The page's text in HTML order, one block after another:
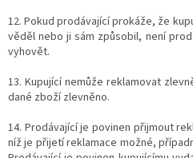
12. Pokud prodávající prokáže, že
věděl nebo ji sám způsobil, není
vyhovět.
13. Kupující nemůže reklamovat
dané zboží zlevněno.
14. Prodávající je povinen přijmout
níž je přijetí reklamace možné,